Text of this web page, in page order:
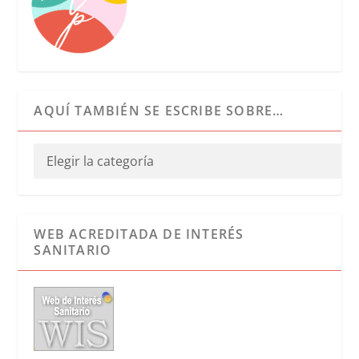
AQUÍ TAMBIÉN SE ESCRIBE SOBRE…
WEB ACREDITADA DE INTERÉS
SANITARIO